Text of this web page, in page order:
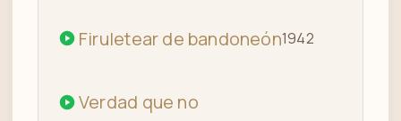
Firuletear de bandoneón1942
Verdad que no